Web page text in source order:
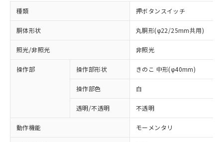
種類 押ボタンスイッチ
胴体形状 丸胴形(φ22/25mm共用)
照光/非照光 非照光
操作部 操作部形状 きのこ 中形(φ40mm)
操作部色 白
透明/不透明 不透明
動作機能 モーメンタリ